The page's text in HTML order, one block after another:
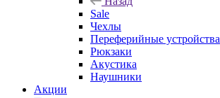
Sale
Чехлы
Переферийные устройства
Рюкзаки
Акустика
Наушники
Акции